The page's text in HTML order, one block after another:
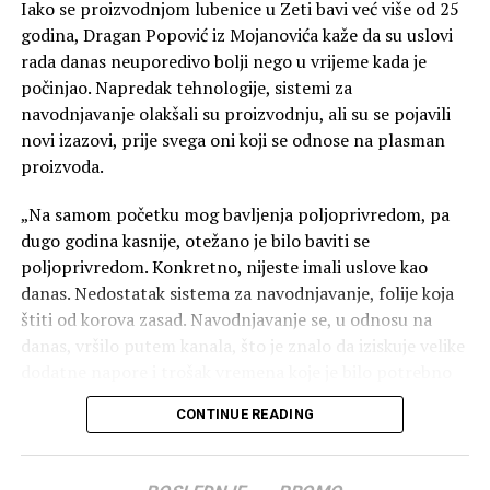
Golubovci. Asanović ne smatra da će to predstavljati
problem u radu vatrogasaca.
“Ne smatramo da će lokacija predstavljati prepreku za
efikasno djelovanje Službe zaštite i spašavanja. Prilikom
planiranja vodilo se računa o saobraćajnoj povezanosti i
mogućnosti brzog izlaska vozila na glavne putne pravce.
na lokaciji sa koje će se moći efikasno pokrivati cijela
teritorija opštine i omogućiti brz odgovor u svim
dijelovima Zete”, kazao je Asanović.
Iako se proizvodnjom lubenice u Zeti bavi već više od 25
godina, Dragan Popović iz Mojanovića kaže da su uslovi
rada danas neuporedivo bolji nego u vrijeme kada je
počinjao. Napredak tehnologije, sistemi za
navodnjavanje olakšali su proizvodnju, ali su se pojavili
novi izazovi, prije svega oni koji se odnose na plasman
proizvoda.
„Na samom početku mog bavljenja poljoprivredom, pa
dugo godina kasnije, otežano je bilo baviti se
poljoprivredom. Konkretno, nijeste imali uslove kao
danas. Nedostatak sistema za navodnjavanje, folije koja
štiti od korova zasad. Navodnjavanje se, u odnosu na
danas, vršilo putem kanala, što je znalo da iziskuje velike
za praćenje i nadgledanje. Takođe, danas imate i hibridne
vrste usjeva koji daju poprilično veći rod od onih običnih.
Uz to, dostupan je ogroman izbor hibridnog smjena
CONTINUE READING